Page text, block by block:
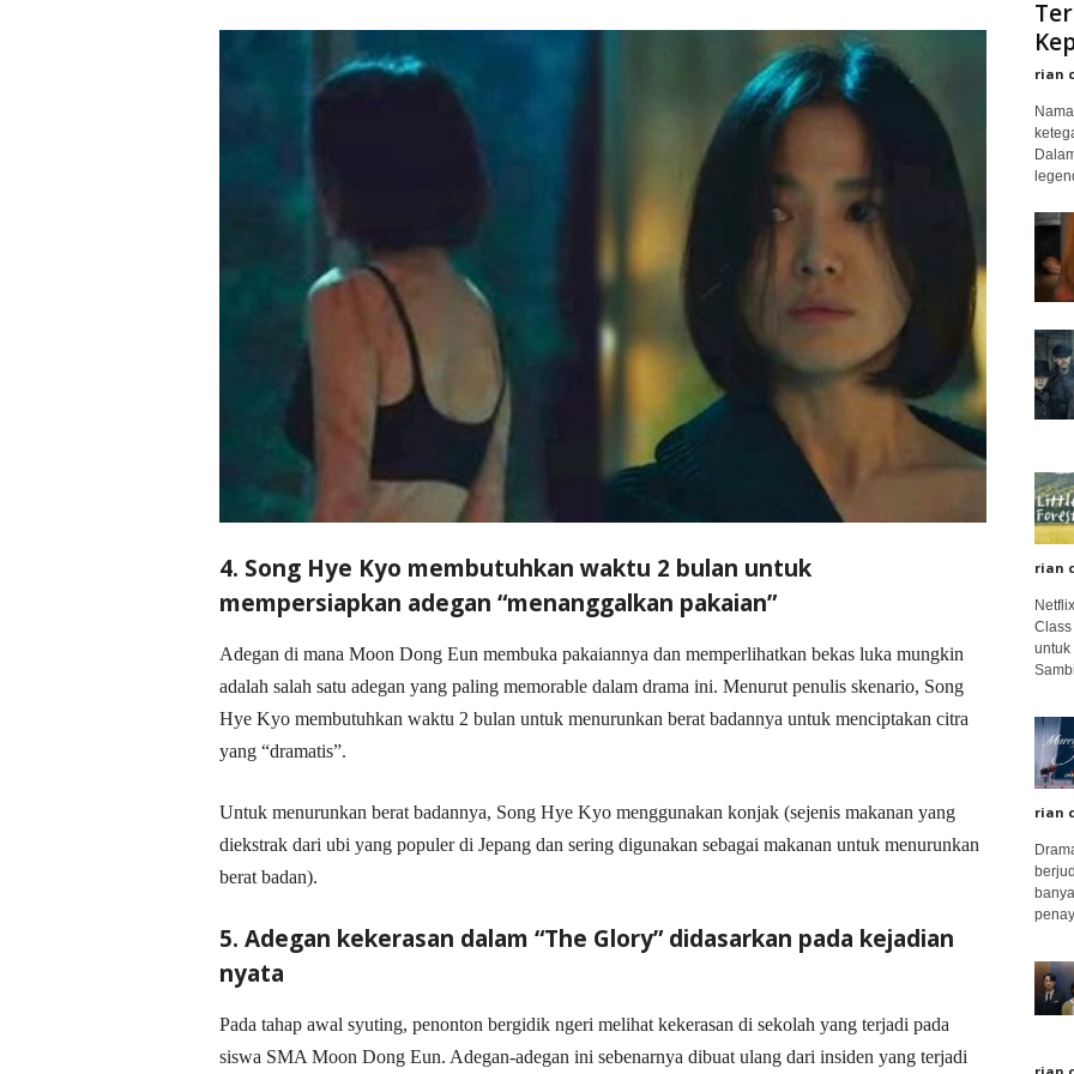
4. Song Hye Kyo membutuhkan waktu 2 bulan untuk
mempersiapkan adegan “menanggalkan pakaian”
Adegan di mana Moon Dong Eun membuka pakaiannya dan memperlihatkan bekas luka mungkin
adalah salah satu adegan yang paling memorable dalam drama ini. Menurut penulis skenario, Song
Hye Kyo membutuhkan waktu 2 bulan untuk menurunkan berat badannya untuk menciptakan citra
yang “dramatis”.
Untuk menurunkan berat badannya, Song Hye Kyo menggunakan konjak (sejenis makanan yang
diekstrak dari ubi yang populer di Jepang dan sering digunakan sebagai makanan untuk menurunkan
berat badan).
5. Adegan kekerasan dalam “The Glory” didasarkan pada kejadian
nyata
Pada tahap awal syuting, penonton bergidik ngeri melihat kekerasan di sekolah yang terjadi pada
siswa SMA Moon Dong Eun. Adegan-adegan ini sebenarnya dibuat ulang dari insiden yang terjadi
rian
rian
untuk
rian